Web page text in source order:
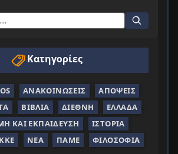
Κατηγορίες
ΑΝΑΚΟΙΝΏΣΕΙΣ
ΑΠΌΨΕΙΣ
ΒΙΒΛΊΑ ΔΙΕΘΝΉ
ΕΛΛΆΔΑ
ΚΑΙ ΕΚΠΑΊΔΕΥΣΗ
ΙΣΤΟΡΊΑ
ΚΚΕ ΝΈΑ ΠΑΜΕ ΦΙΛΟΣΟΦΊΑ